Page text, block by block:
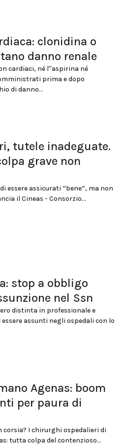
clonidina o
danno renale
cardiaci, né l''aspirina né
prima e dopo
di danno...
tutele inadeguate.
grave non
essere assicurati “bene”, ma non
il Cineas - Consorzio...
stop a obbligo
nel Ssn
distinta in professionale e
assunti negli ospedali con lo
Agenas: boom
per paura di
corsia? I chirurghi ospedalieri di
tutta colpa del contenzioso...